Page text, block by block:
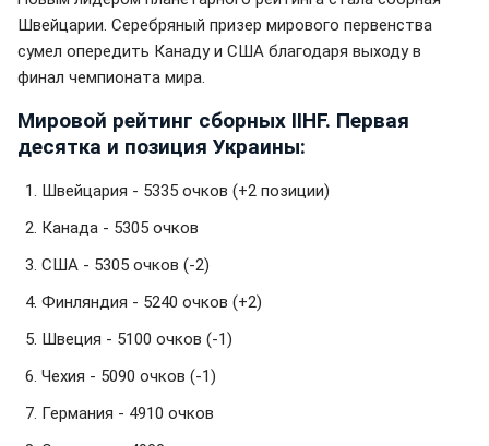
Швейцарии. Серебряный призер мирового первенства
сумел опередить Канаду и США благодаря выходу в
финал чемпионата мира.
Мировой рейтинг сборных IIHF. Первая
десятка и позиция Украины:
Швейцария - 5335 очков (+2 позиции)
Канада - 5305 очков
США - 5305 очков (-2)
Финляндия - 5240 очков (+2)
Швеция - 5100 очков (-1)
Чехия - 5090 очков (-1)
Германия - 4910 очков